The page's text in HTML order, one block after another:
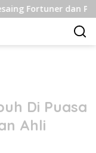
dan Pajero Sport
Di Puasa
Ahli